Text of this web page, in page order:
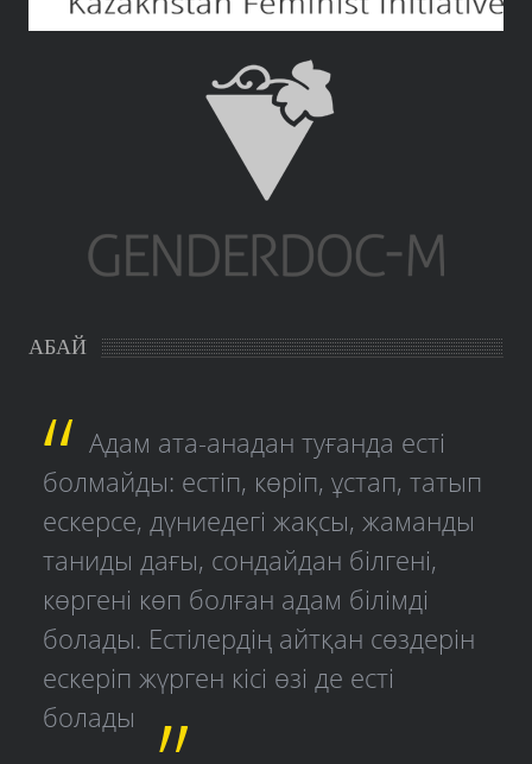
АБАЙ
Адам ата-анадан туғанда есті
болмайды: естіп, көріп, ұстап, татып
ескерсе, дүниедегі жақсы, жаманды
таниды дағы, сондайдан білгені,
көргені көп болған адам білімді
болады. Естілердің айтқан сөздерін
ескеріп жүрген кісі өзі де есті
болады